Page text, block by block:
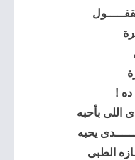
ده !
اللى بأحبه
يحبه
الطبى